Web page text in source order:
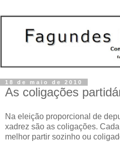
18 de maio de 2010
As coligações
Na eleição proporcional de
xadrez são as coligações.
melhor partir sozinho ou